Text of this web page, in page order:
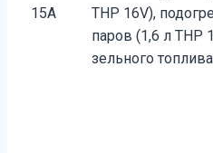
15А
THP 16V),
паров (1,6 л THP
зельного